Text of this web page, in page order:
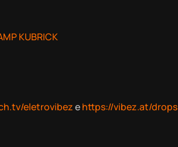
KUBRICK
eletrovibezehttps://vibez.at/drops